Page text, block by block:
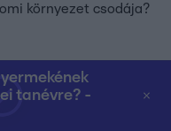
tanévre? -
környezet csodája?